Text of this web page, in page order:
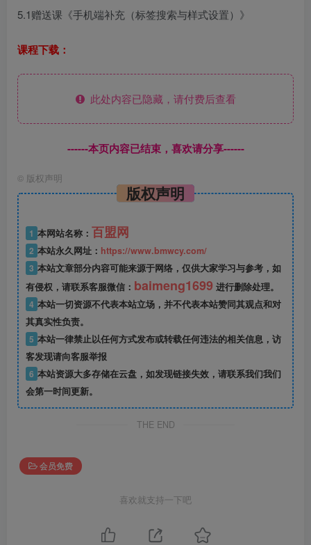
5.1赠送课《手机端补充（标签搜索与样式设置）》
课程下载：
此处内容已隐藏，请付费后查看
------本页内容已结束，喜欢请分享------
© 版权声明
版权声明
1 本网站名称： 百盟网
2 本站永久网址： https://www.bmwcy.com/
3 本站文章部分内容可能来源于网络，仅供大家学习与参考，如
有侵权，请联系客服微信： baimeng1699 进行删除处理。
4 本站一切资源不代表本站立场，并不代表本站赞同其观点和对
其真实性负责。
5 本站一律禁止以任何方式发布或转载任何违法的相关信息，访
客发现请向客服举报
6 本站资源大多存储在云盘，如发现链接失效，请联系我们我们
会第一时间更新。
THE END
会员免费
喜欢就支持一下吧